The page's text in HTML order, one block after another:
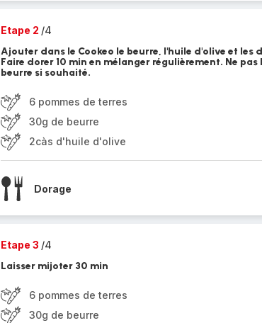
Etape 2 /4
Ajouter dans le Cookeo le beurre, l'huile d'olive et les
Faire dorer 10 min en mélanger régulièrement. Ne
beurre si souhaité.
6 pommes de terres
30g de beurre
2càs d'huile d'olive
Dorage
Etape 3 /4
Laisser mijoter 30 min
6 pommes de terres
30g de beurre